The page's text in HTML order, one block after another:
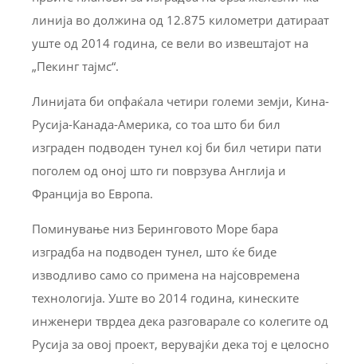
линија во должина од 12.875 километри датираат
уште од 2014 година, се вели во извештајот на
„Пекинг тајмс“.
Линијата би опфаќала четири големи земји, Кина-
Русија-Канада-Америка, со тоа што би бил
изграден подводен тунел кој би бил четири пати
поголем од оној што ги поврзува Англија и
Франција во Европа.
Поминување низ Беринговото Море бара
изградба на подводен тунел, што ќе биде
изводливо само со примена на најсовремена
технологија. Уште во 2014 година, кинеските
инженери тврдеа дека разговарале со колегите од
Русија за овој проект, верувајќи дека тој е целосно